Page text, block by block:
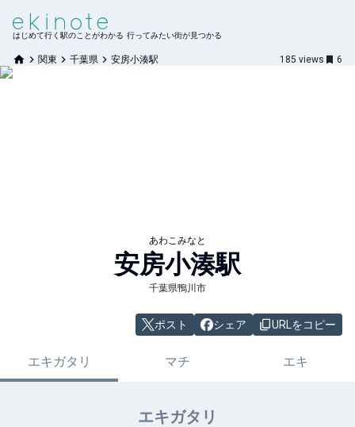
はじめて行く駅のことがわかる 行ってみたい街が見つかる
関東 千葉県 安房小湊駅 185 views 6
あわこみなと
安房小湊駅
千葉県鴨川市
ポスト シェア URLをコピー
エキガタリ マチ エキ
エキガタリ